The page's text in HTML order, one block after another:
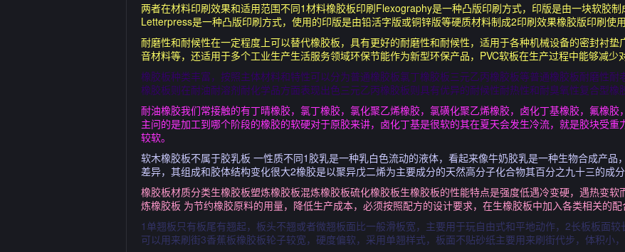
两者在材料印刷效果和适用范围不同1材料橡胶板印刷Flexography是一种凸版印刷方式，印版是由一块软胶
Letterpress是一种凸版印刷方式，使用的印版是由铅活字版或铜锌版等硬质材料制成2印刷效果橡胶版印刷使
耐磨性和耐候性在一定程度上可以替代橡胶板，具有更好的耐磨性和耐候性，适用于各种机械设备的密封衬
音材料等，还适用于多个工业生产生活服务领域环保节能作为新型环保产品，PVC软板在生产过程中能够减少
橡胶板种类丰富，按照主体材料和特性可以分为普通橡胶板氯丁橡胶板三元乙丙橡胶板等普通橡胶板耐磨性
橡胶板则在耐油耐溶剂耐化学品方面表现出色三元乙丙橡胶板则具有优异的耐候性耐热性和耐臭氧性复合型橡
耐油橡胶我们常接触的有丁晴橡胶，氯丁橡胶，氯化聚乙烯橡胶，氯磺化聚乙烯橡胶，卤化丁基橡胶，氟橡
主问的是加工到哪个阶段的橡胶的软硬对于原胶来讲，卤化丁基是很软的其在夏天会发生冷流，就是胶块受
较软。
软木橡胶板不属于胶乳板 一性质不同1胶乳是一种乳白色流动的液体，看起来像牛奶胶乳是一种生物合成产品
差异，其组成和胶体结构变化很大2橡胶是以聚异戊二烯为主要成分的天然高分子化合物其百分之九十三的成
橡胶板材质分类生橡胶板塑炼橡胶板混炼橡胶板硫化橡胶板生橡胶板的性能特点是强度低遇冷变硬，遇热变
炼橡胶板 为节约橡胶原料的用量，降低生产成本，必须按照配方的设计要求，在生橡胶板中加入各类相关的配
1单翘板只有板尾有翘起，板头不翘或者微翘板面比一般滑板宽，主要用于玩自由式和平地动作，2长板板面较
可以用来刷街3香蕉板橡胶板轮子较宽，硬度偏软，采用单翘样式，板面不贴砂纸主要用来刷街代步，体积小，